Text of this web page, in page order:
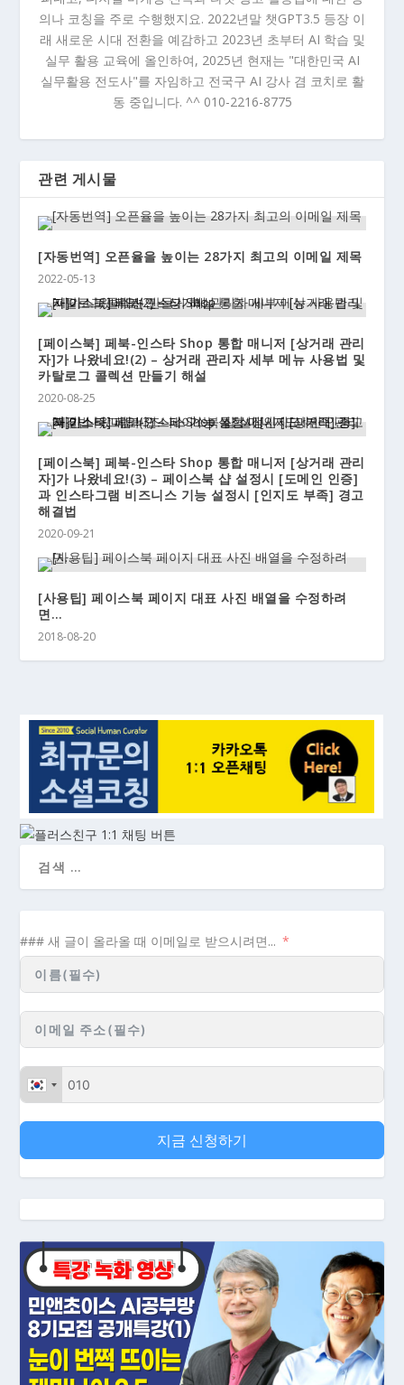
의나 코칭을 주로 수행했지요. 2022년말 챗GPT3.5 등장 이
래 새로운 시대 전환을 예감하고 2023년 초부터 AI 학습 및
실무 활용 교육에 올인하여, 2025년 현재는 "대한민국 AI
실무활용 전도사"를 자임하고 전국구 AI 강사 겸 코치로 활
동 중입니다. ^^ 010-2216-8775
관련 게시물
[자동번역] 오픈율을 높이는 28가지 최고의 이메일 제목
2022-05-13
[페이스북] 페북-인스타 Shop 통합 매니저 [상거래 관리
자]가 나왔네요!(2) – 상거래 관리자 세부 메뉴 사용법 및
카탈로그 콜렉션 만들기 해설
2020-08-25
[페이스북] 페북-인스타 Shop 통합 매니저 [상거래 관리
자]가 나왔네요!(3) – 페이스북 샵 설정시 [도메인 인증]
과 인스타그램 비즈니스 기능 설정시 [인지도 부족] 경고
해결법
2020-09-21
[사용팁] 페이스북 페이지 대표 사진 배열을 수정하려
면…
2018-08-20
### 새 글이 올라올 때 이메일로 받으시려면...
지금 신청하기